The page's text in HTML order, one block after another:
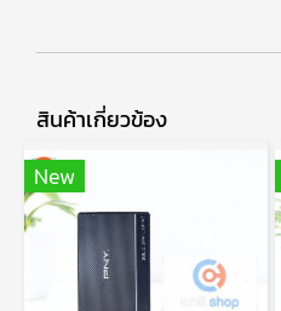
สินค้าเกี่ยวข้อง
New